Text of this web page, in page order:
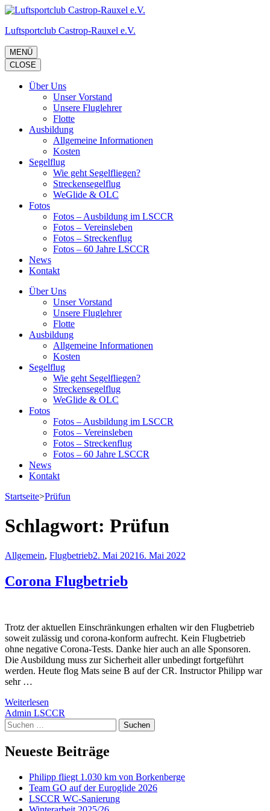
Zum
springen
drücken)
Luftsportclub Castrop-Rauxel e.V.
MENÜ
CLOSE
Über Uns
Unser Vorstand
Unsere Fluglehrer
Flotte
Ausbildung
Allgemeine Informationen
Kosten
Segelflug
Wie geht Segelfliegen?
Streckensegelflug
WeGlide & OLC
Fotos
Fotos – Ausbildung im LSCCR
Fotos – Vereinsleben
Fotos – Streckenflug
Fotos – 60 Jahre LSCCR
News
Kontakt
Über Uns
Unser Vorstand
Unsere Fluglehrer
Flotte
Ausbildung
Allgemeine Informationen
Kosten
Segelflug
Wie geht Segelfliegen?
Streckensegelflug
WeGlide & OLC
Fotos
Fotos – Ausbildung im LSCCR
Fotos – Vereinsleben
Fotos – Streckenflug
Fotos – 60 Jahre LSCCR
News
Kontakt
Startseite>Prüfun
Schlagwort: Prüfun
Allgemein, Flugbetrieb2. Mai 20216. Mai 2022
Corona Flugbetrieb
Trotz der aktuellen Einschränkungen erhalten wir den Flugbetrieb
soweit zulässig und corona-konform aufrecht. Kein Flugbetrieb
ohne negative Corona-Tests. Danke hier auch an alle Sponsoren.
Die Ausbildung muss zur Sicherheit aller unbedingt fortgeführt
werden. Heute flog Mats seine B auf der CR. Instructor Philipp war
sehr …
Weiterlesen
Admin LSCCR
Suchen
nach:
Neueste Beiträge
Philipp fliegt 1.030 km von Borkenberge
Team GO auf der Euroglide 2026
LSCCR WC-Sanierung